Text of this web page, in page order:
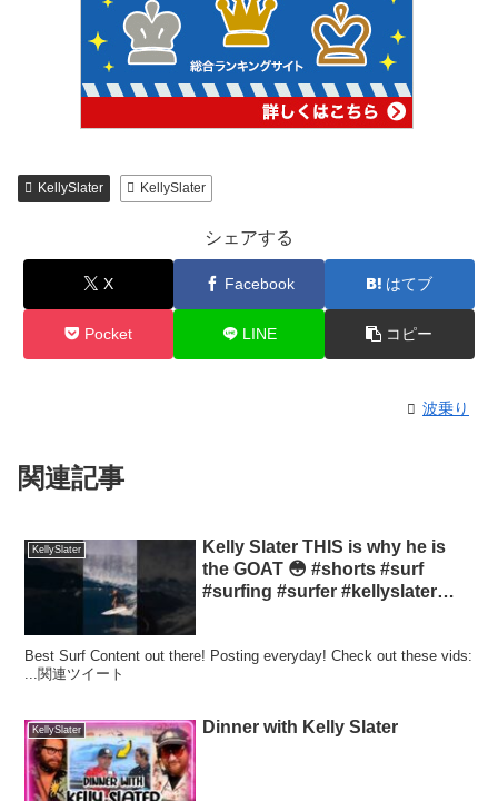
KellySlater KellySlater
シェアする
X Facebook はてブ
Pocket LINE コピー
波乗り
関連記事
KellySlater
Kelly Slater THIS is why he is
the GOAT 😳 #shorts #surf
#surfing #surfer #kellyslater
Best Surf Content out there! Posting everyday! Check out these vids:
...関連ツイート
KellySlater Dinner with Kelly Slater